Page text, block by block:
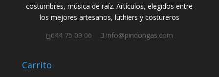
costumbres, música de raíz. Artículos, elegidos entre
los mejores artesanos, luthiers y costureros
644 75 09 06
info@pindongas.com
Carrito